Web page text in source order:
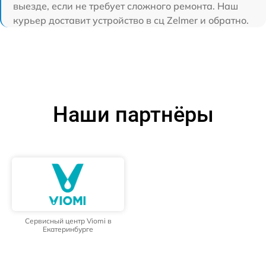
выезде, если не требует сложного ремонта. Наш
курьер доставит устройство в сц Zelmer и обратно.
Наши партнёры
Сервисный центр Viomi в
Екатеринбурге